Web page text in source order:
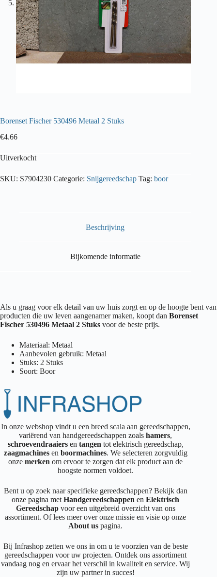
Borenset Fischer 530496 Metaal 2 Stuks
€4.66
Uitverkocht
SKU: S7904230 Categorie: Snijgereedschap Tag: boor
Beschrijving
Bijkomende informatie
Als u graag voor elk detail van uw huis zorgt en op de hoogte bent van
producten die uw leven aangenamer maken, koopt dan Borenset
Fischer 530496 Metaal 2 Stuks voor de beste prijs.
Materiaal: Metaal
Aanbevolen gebruik: Metaal
Stuks: 2 Stuks
Soort: Boor
In onze webshop vindt u een breed scala aan gereedschappen,
variërend van handgereedschappen zoalshamers,
schroevendraaiersen tangen tot elektrisch gereedschap,
zaagmachines en boormachines. We selecteren zorgvuldig
onzemerkenom ervoor te zorgen dat elk product aan de
hoogste normen voldoet.
Bent u op zoek naar specifieke gereedschappen? Bekijk dan
onze pagina metHandgereedschappen enElektrisch
Gereedschapvoor een uitgebreid overzicht van ons
assortiment. Of lees meer over onze missie en visie op onze
About us pagina.
Bij Infrashop zetten we ons in om u te voorzien van de beste
gereedschappen voor uw projecten. Ontdek ons assortiment
vandaag nog en ervaar het verschil in kwaliteit en service. Wij
zijn uw partner in succes!